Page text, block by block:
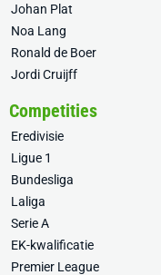
Johan Plat
Noa Lang
Ronald de Boer
Jordi Cruijff
Competities
Eredivisie
Ligue 1
Bundesliga
Laliga
Serie A
EK-kwalificatie
Premier League